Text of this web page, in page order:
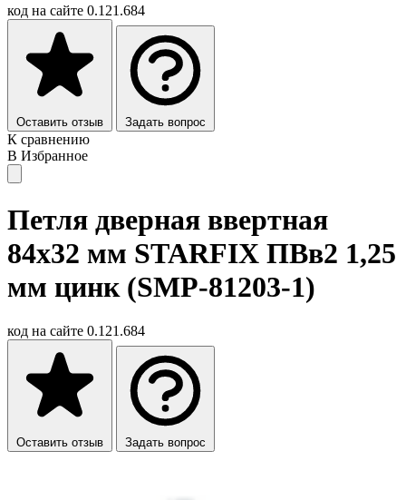
код на сайте 0.121.684
Оставить отзыв Задать вопрос
К сравнению
В Избранное
Петля дверная ввертная
84х32 мм STARFIX ПВв2 1,25
мм цинк (SMP-81203-1)
код на сайте 0.121.684
Оставить отзыв Задать вопрос